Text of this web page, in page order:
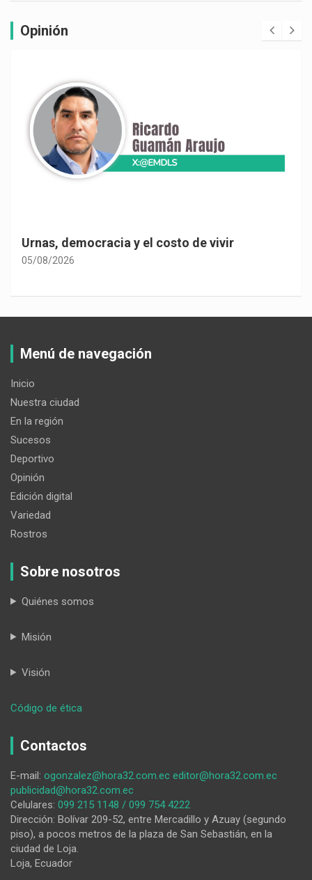
Opinión
Urnas, democracia y el costo de vivir
05/08/2026
Menú de navegación
Inicio
Nuestra ciudad
En la región
Sucesos
Deportivo
Opinión
Edición digital
Variedad
Rostros
Sobre nosotros
Quiénes somos
Misión
Visión
Código de ética
Tu
digital
Contactos
E-mail: ogonzalez@hora32.com.ec editor@hora32.com.ec
publicidad@hora32.com.ec
Celulares: 099 215 1148 / 099 754 4222
Dirección: Bolívar 209-52, entre Mercadillo y Azuay (segundo
piso), a pocos metros de la plaza de San Sebastián, en la
ciudad de Loja.
Loja, Ecuador